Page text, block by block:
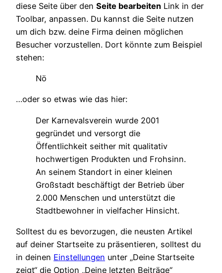
diese Seite über den Seite bearbeiten Link in der
Toolbar, anpassen. Du kannst die Seite nutzen
um dich bzw. deine Firma deinen möglichen
Besucher vorzustellen. Dort könnte zum Beispiel
stehen:
Nö
…oder so etwas wie das hier:
Der Karnevalsverein wurde 2001
gegründet und versorgt die
Öffentlichkeit seither mit qualitativ
hochwertigen Produkten und Frohsinn.
An seinem Standort in einer kleinen
Großstadt beschäftigt der Betrieb über
2.000 Menschen und unterstützt die
Stadtbewohner in vielfacher Hinsicht.
Solltest du es bevorzugen, die neusten Artikel
auf deiner Startseite zu präsentieren, solltest du
in deinen Einstellungen unter „Deine Startseite
zeigt“ die Option „Deine letzten Beiträge“